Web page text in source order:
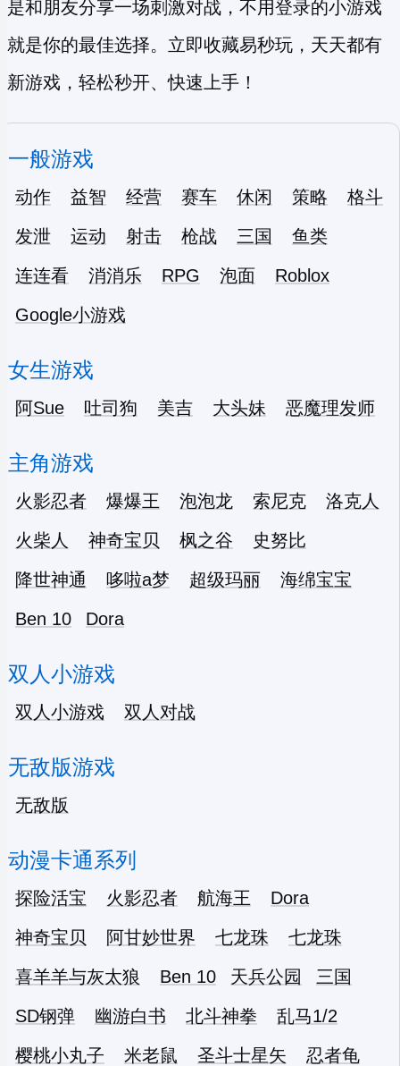
是和朋友分享一场刺激对战，不用登录的小游戏
就是你的最佳选择。立即收藏易秒玩，天天都有
新游戏，轻松秒开、快速上手！
一般游戏
动作 益智 经营 赛车 休闲 策略
格斗
发泄
运动 射击 枪战 三国
鱼类
连连看
消消乐 RPG 泡面
Roblox
Google小游戏
女生游戏
阿Sue 吐司狗 美吉 大头妹 恶魔理发师
主角游戏
火影忍者 爆爆王 泡泡龙 索尼克
洛克人
火柴人
神奇宝贝 枫之谷
史努比
降世神通
哆啦a梦 超级玛丽
海绵宝宝
Ben 10
Dora
双人小游戏
双人小游戏 双人对战
无敌版游戏
无敌版
动漫卡通系列
探险活宝 火影忍者 航海王
Dora
神奇宝贝
阿甘妙世界 七龙珠
七龙珠
喜羊羊与灰太狼
Ben 10 天兵公园
三国
SD钢弹
幽游白书 北斗神拳
乱马1/2
樱桃小丸子
米老鼠 圣斗士星矢
忍者龟